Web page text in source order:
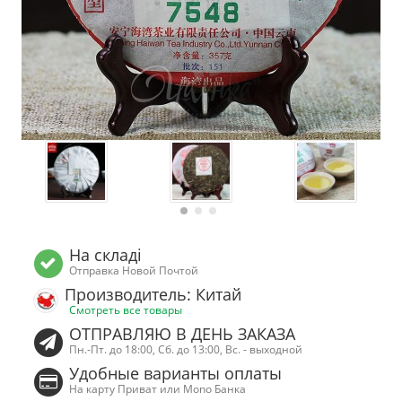
На складі
Отправка Новой Почтой
Производитель: Китай
Смотреть все товары
ОТПРАВЛЯЮ В ДЕНЬ ЗАКАЗА
Пн.-Пт. до 18:00, Сб. до 13:00, Вс. - выходной
Удобные варианты оплаты
На карту Приват или Mono Банка